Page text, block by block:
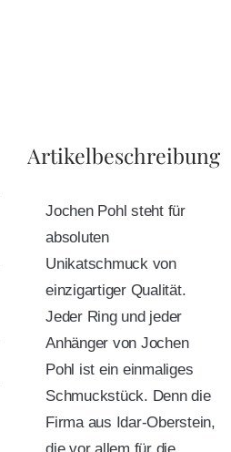
Artikelbeschreibung
Jochen Pohl steht für
absoluten
Unikatschmuck von
einzigartiger Qualität.
Jeder Ring und jeder
Anhänger von Jochen
Pohl ist ein einmaliges
Schmuckstück. Denn die
Firma aus Idar-Oberstein,